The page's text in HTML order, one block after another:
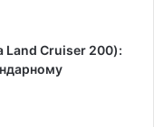
Land Cruiser 200):